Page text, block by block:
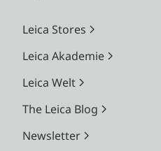
Leica Stores
Leica Akademie
Leica Welt
The Leica Blog
Newsletter